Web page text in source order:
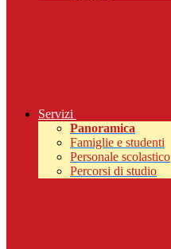
Servizi
Panoramica
Famiglie e studenti
Personale scolastico
Percorsi di studio